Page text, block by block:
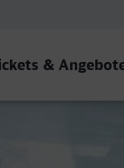
&
Hbf -